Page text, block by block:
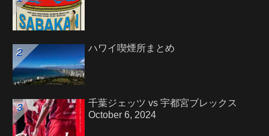
ハワイ喫煙所まとめ
千葉ジェッツ vs 宇都宮ブレックス
October 6, 2024